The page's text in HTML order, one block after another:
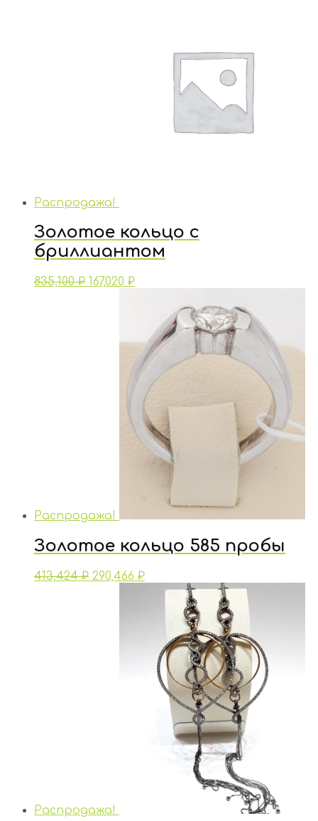
Распродажа!
Золотое кольцо с
бриллиантом
835,100₽ 167,020 ₽
Распродажа!
Золотое кольцо 585 пробы
413,424₽ 290,466 ₽
Распродажа!